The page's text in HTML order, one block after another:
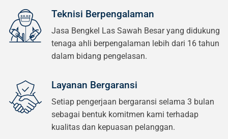
Teknisi Berpengalaman
Jasa Bengkel Las Sawah Besar yang didukung
tenaga ahli berpengalaman lebih dari 16 tahun
dalam bidang pengelasan.
Layanan Bergaransi
Setiap pengerjaan bergaransi selama 3 bulan
sebagai bentuk komitmen kami terhadap
kualitas dan kepuasan pelanggan.